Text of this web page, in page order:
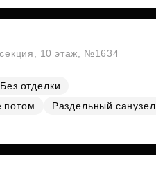
10 этаж, №1634
Без отделки
потом
Раздельный санузел